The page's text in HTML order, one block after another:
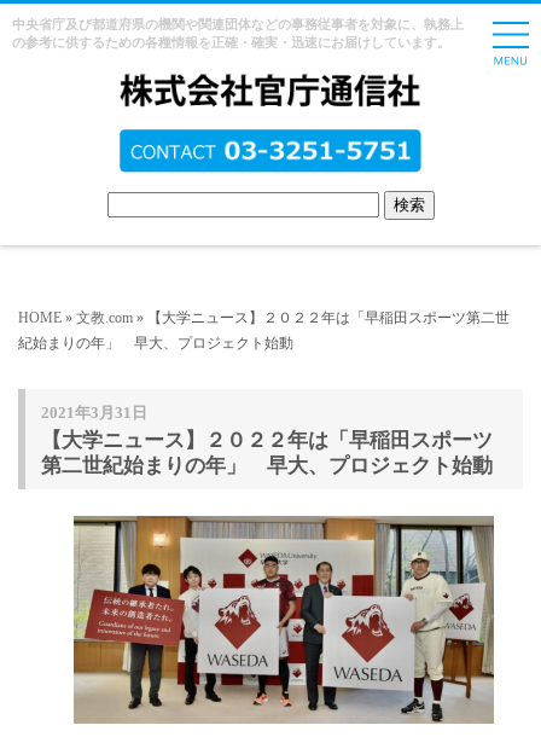
中央省庁及び都道府県の機関や関連団体などの事務従事者を対象に、執務上
の参考に供するための各種情報を正確・確実・迅速にお届けしています。
HOME » 文教.com » 【大学ニュース】２０２２年は「早稲田スポーツ第二世
紀始まりの年」 早大、プロジェクト始動
2021年3月31日
【大学ニュース】２０２２年は「早稲田スポーツ
第二世紀始まりの年」 早大、プロジェクト始動